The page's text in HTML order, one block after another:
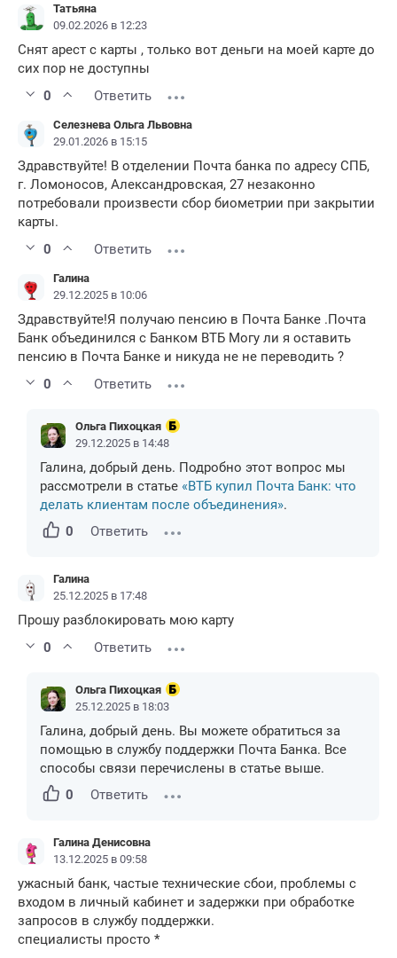
Татьяна
09.02.2026 в 12:23
Снят арест с карты , только вот деньги на моей карте до
сих пор не доступны
0
Ответить
Селезнева Ольга Львовна
29.01.2026 в 15:15
Здравствуйте! В отделении Почта банка по адресу СПБ,
г. Ломоносов, Александровская, 27 незаконно
потребовали произвести сбор биометрии при закрытии
карты.
0
Ответить
Галина
29.12.2025 в 10:06
Здравствуйте!Я получаю пенсию в Почта Банке .Почта
Банк объединился с Банком ВТБ Могу ли я оставить
пенсию в Почта Банке и никуда не не переводить ?
0
Ответить
Ольга Пихоцкая
29.12.2025 в 14:48
Галина, добрый день. Подробно этот вопрос мы
рассмотрели в статье «ВТБ купил Почта Банк: что
делать клиентам после объединения».
0
Ответить
Галина
25.12.2025 в 17:48
Прошу разблокировать мою карту
0
Ответить
Ольга Пихоцкая
25.12.2025 в 18:03
Галина, добрый день. Вы можете обратиться за
помощью в службу поддержки Почта Банка. Все
способы связи перечислены в статье выше.
0
Ответить
Галина Денисовна
13.12.2025 в 09:58
ужасный банк, частые технические сбои, проблемы с
входом в личный кабинет и задержки при обработке
запросов в службу поддержки.
специалисты просто *